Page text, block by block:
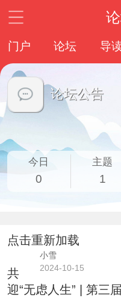
门户 论坛 导
论坛公告
今日
0
主题
1
点击重新加载
小雪
2024-10-15
共
迎“无虑人生” | 第三